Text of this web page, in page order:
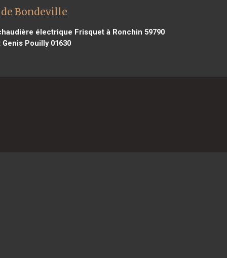
Bondeville
électrique Frisquet à Ronchin 59790
Pouilly 01630